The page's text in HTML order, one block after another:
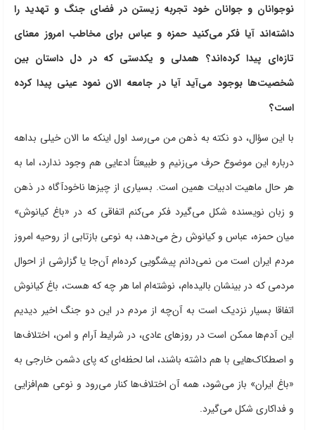
نوجوانان و جوانان خود تجربه زیستن در فضای جنگ و تهدید را
داشته‌اند آیا فکر می‌کنید حمزه و عباس برای مخاطب امروز معنای
تازه‌ای پیدا کرده‌اند؟ همدلی و یکدستی که در دل داستان بین
شخصیت‌ها بوجود می‌آید آیا در جامعه الان نمود عینی پیدا کرده
است؟
با این سؤال، دو نکته به ذهن من می‌رسد اول اینکه ما الان خیلی بداهه
درباره این موضوع حرف می‌زنیم و طبیعتاً ادعایی هم وجود ندارد، اما به
هر حال ماهیت ادبیات همین است. بسیاری از چیزها ناخودآگاه در ذهن
و زبان نویسنده شکل می‌گیرد فکر می‌کنم اتفاقی که در «باغ کیانوش»
میان حمزه، عباس و کیانوش رخ می‌دهد، به نوعی بازتابی از روحیه امروز
مردم ایران است من نمی‌دانم پیشگویی کرده‌ام آن‌جا یا گزارشی از احوال
مردمی که در بینشان بالیده‌ام، نوشته‌ام اما هر چه که هست، باغ کیانوش
اتفاقا بسیار نزدیک است به آن‌چه از مردم در این دو جنگ اخیر دیدیم
این آدم‌ها ممکن است در روزهای عادی، در شرایط آرام و امن، اختلاف‌ها
و اصطکاک‌هایی با هم داشته باشند، اما لحظه‌ای که پای دشمن خارجی به
«باغ ایران» باز می‌شود، همه آن اختلاف‌ها کنار می‌رود و نوعی هم‌افزایی
و فداکاری شکل می‌گیرد.